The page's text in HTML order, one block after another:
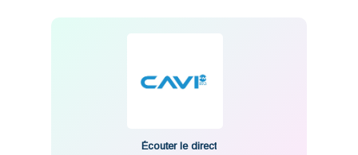
Écouter le direct